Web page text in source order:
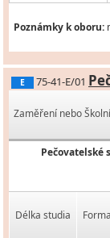
Poznámky k oboru:
E 75-41-E/01
Zaměření nebo
Pečovatelské
Délka studia